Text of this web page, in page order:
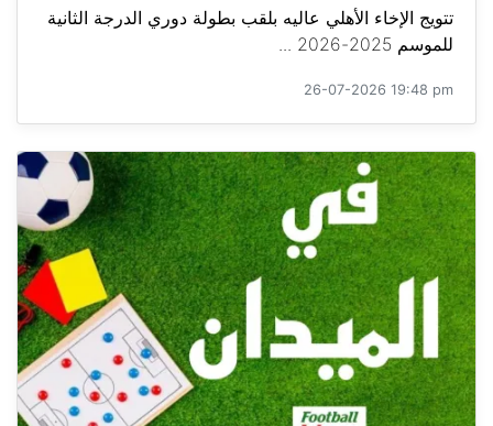
تتويج الإخاء الأهلي عاليه بلقب بطولة دوري الدرجة الثانية
للموسم 2025-2026 ...
26-07-2026 19:48 pm